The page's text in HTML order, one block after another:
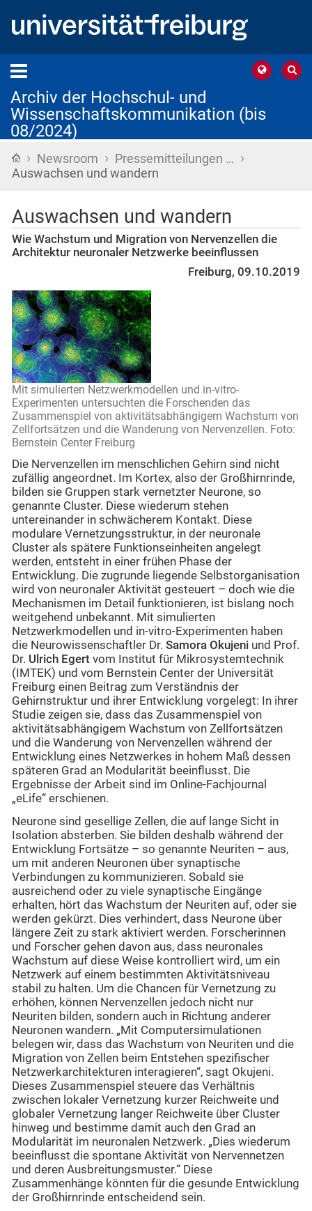
Archiv der Hochschul- und
Wissenschaftskommunikation (bis
08/2024)
Startseite
› Newsroom › Pressemitteilungen … ›
Auswachsen und wandern
Auswachsen und wandern
Wie Wachstum und Migration von Nervenzellen die
Architektur neuronaler Netzwerke beeinflussen
Freiburg, 09.10.2019
Mit simulierten Netzwerkmodellen und in-vitro-
Experimenten untersuchten die Forschenden das
Zusammenspiel von aktivitätsabhängigem Wachstum von
Zellfortsätzen und die Wanderung von Nervenzellen. Foto:
Bernstein Center Freiburg
Die Nervenzellen im menschlichen Gehirn sind nicht
zufällig angeordnet. Im Kortex, also der Großhirnrinde,
bilden sie Gruppen stark vernetzter Neurone, so
genannte Cluster. Diese wiederum stehen
untereinander in schwächerem Kontakt. Diese
modulare Vernetzungsstruktur, in der neuronale
Cluster als spätere Funktionseinheiten angelegt
werden, entsteht in einer frühen Phase der
Entwicklung. Die zugrunde liegende Selbstorganisation
wird von neuronaler Aktivität gesteuert – doch wie die
Mechanismen im Detail funktionieren, ist bislang noch
weitgehend unbekannt. Mit simulierten
Netzwerkmodellen und in-vitro-Experimenten haben
die Neurowissenschaftler Dr. Samora Okujeni und Prof.
Dr. Ulrich Egert vom Institut für Mikrosystemtechnik
(IMTEK) und vom Bernstein Center der Universität
Freiburg einen Beitrag zum Verständnis der
Gehirnstruktur und ihrer Entwicklung vorgelegt: In ihrer
Studie zeigen sie, dass das Zusammenspiel von
aktivitätsabhängigem Wachstum von Zellfortsätzen
und die Wanderung von Nervenzellen während der
Entwicklung eines Netzwerkes in hohem Maß dessen
späteren Grad an Modularität beeinflusst. Die
Ergebnisse der Arbeit sind im Online-Fachjournal
„eLife“ erschienen.
Neurone sind gesellige Zellen, die auf lange Sicht in
Isolation absterben. Sie bilden deshalb während der
Entwicklung Fortsätze – so genannte Neuriten – aus,
um mit anderen Neuronen über synaptische
Verbindungen zu kommunizieren. Sobald sie
ausreichend oder zu viele synaptische Eingänge
erhalten, hört das Wachstum der Neuriten auf, oder sie
werden gekürzt. Dies verhindert, dass Neurone über
längere Zeit zu stark aktiviert werden. Forscherinnen
und Forscher gehen davon aus, dass neuronales
Wachstum auf diese Weise kontrolliert wird, um ein
Netzwerk auf einem bestimmten Aktivitätsniveau
stabil zu halten. Um die Chancen für Vernetzung zu
erhöhen, können Nervenzellen jedoch nicht nur
Neuriten bilden, sondern auch in Richtung anderer
Neuronen wandern. „Mit Computersimulationen
belegen wir, dass das Wachstum von Neuriten und die
Migration von Zellen beim Entstehen spezifischer
Netzwerkarchitekturen interagieren“, sagt Okujeni.
Dieses Zusammenspiel steuere das Verhältnis
zwischen lokaler Vernetzung kurzer Reichweite und
globaler Vernetzung langer Reichweite über Cluster
hinweg und bestimme damit auch den Grad an
Modularität im neuronalen Netzwerk. „Dies wiederum
beeinflusst die spontane Aktivität von Nervennetzen
und deren Ausbreitungsmuster.“ Diese
Zusammenhänge könnten für die gesunde Entwicklung
der Großhirnrinde entscheidend sein.